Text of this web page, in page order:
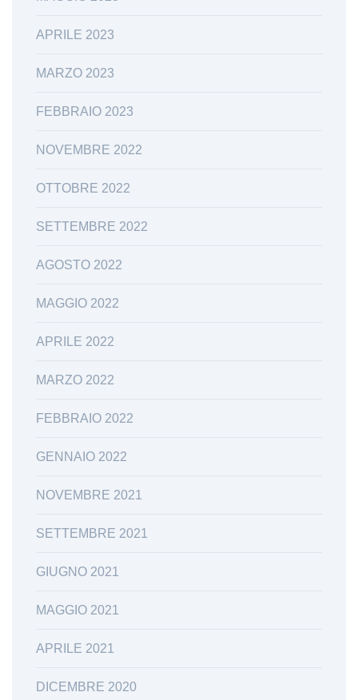
APRILE 2023
MARZO 2023
FEBBRAIO 2023
NOVEMBRE 2022
OTTOBRE 2022
SETTEMBRE 2022
AGOSTO 2022
MAGGIO 2022
APRILE 2022
MARZO 2022
FEBBRAIO 2022
GENNAIO 2022
NOVEMBRE 2021
SETTEMBRE 2021
GIUGNO 2021
MAGGIO 2021
APRILE 2021
DICEMBRE 2020